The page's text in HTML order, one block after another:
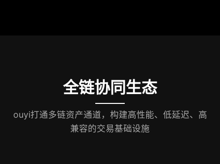
全链协同生态
ouyi打通多链资产通道，构建高性能、低延迟、高
兼容的交易基础设施